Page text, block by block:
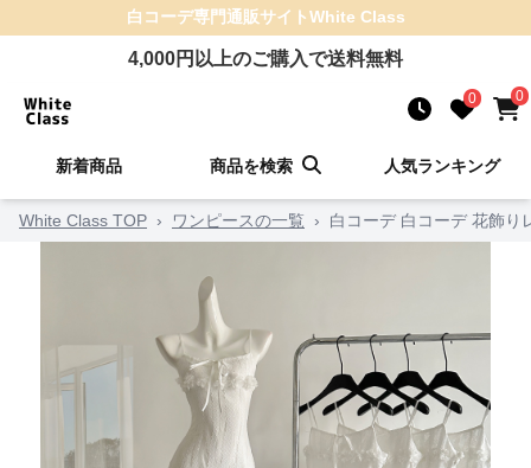
白コーデ専門通販サイトWhite Class
4,000円以上のご購入で送料無料
0 0
新着商品 商品を検索 人気ランキング
White Class TOP › ワンピースの一覧 › 白コーデ 白コーデ 花飾り